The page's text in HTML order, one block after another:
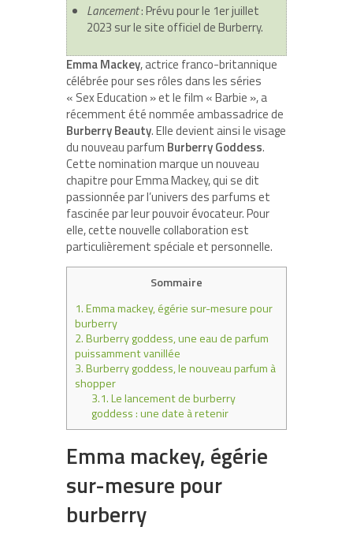
Lancement: Prévu pour le 1er juillet
2023 sur le site officiel de Burberry.
Emma Mackey, actrice franco-britannique
célébrée pour ses rôles dans les séries
« Sex Education » et le film « Barbie », a
récemment été nommée ambassadrice de
Burberry Beauty. Elle devient ainsi le visage
du nouveau parfum Burberry Goddess.
Cette nomination marque un nouveau
chapitre pour Emma Mackey, qui se dit
passionnée par l’univers des parfums et
fascinée par leur pouvoir évocateur. Pour
elle, cette nouvelle collaboration est
particulièrement spéciale et personnelle.
Sommaire
1.Emma mackey, égérie sur-mesure pour
burberry
2.Burberry goddess, une eau de parfum
puissamment vanillée
3.Burberry goddess, le nouveau parfum à
shopper
3.1.Le lancement de burberry
goddess : une date à retenir
Emma mackey, égérie
sur-mesure pour
burberry